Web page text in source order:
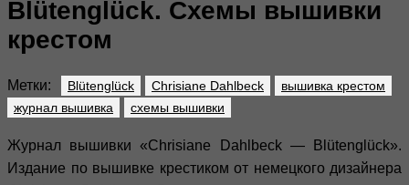
Blütenglück. Схемы вышивки
крестом
Метки: Blütenglück Chrisiane Dahlbeck
вышивка крестом
журнал вышивка
схемы вышивки
Журнал вышивки «Chrisiane Dahlbeck — Blütenglück».
Издание по вышивке крестиком от немецкого дизайнера